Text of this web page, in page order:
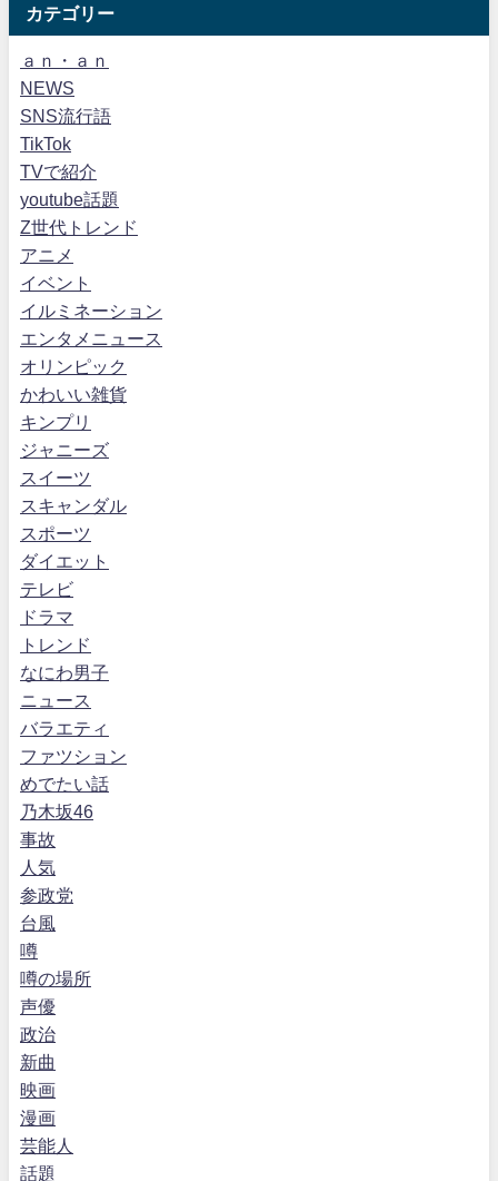
カテゴリー
ａｎ・ａｎ
NEWS
SNS流行語
TikTok
TVで紹介
youtube話題
Z世代トレンド
アニメ
イベント
イルミネーション
エンタメニュース
オリンピック
かわいい雑貨
キンプリ
ジャニーズ
スイーツ
スキャンダル
スポーツ
ダイエット
テレビ
ドラマ
トレンド
なにわ男子
ニュース
バラエティ
ファツション
めでたい話
乃木坂46
事故
人気
参政党
台風
噂
噂の場所
声優
政治
新曲
映画
漫画
芸能人
話題